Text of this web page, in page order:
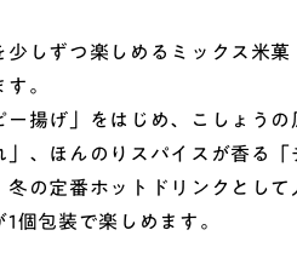
しずつ楽しめるミックス米菓
。
揚げ」をはじめ、こしょうの
」、ほんのりスパイスが香る
冬の定番ホットドリンクとし
個包装で楽しめます。